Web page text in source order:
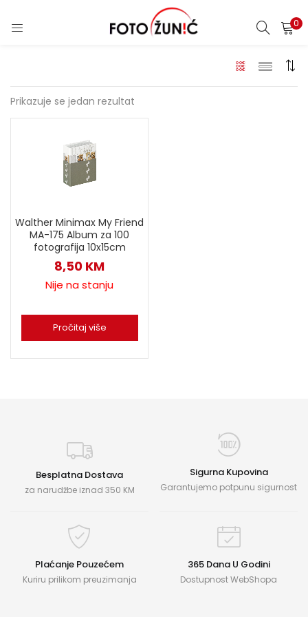
0
Prikazuje se jedan rezultat
Walther Minimax My Friend
MA-175 Album za 100
fotografija 10x15cm
8,50 KM
Nije na stanju
Pročitaj više
Besplatna Dostava
za narudžbe iznad 350 KM
Sigurna Kupovina
Garantujemo potpunu sigurnost
Plaćanje Pouzećem
Kuriru prilikom preuzimanja
365 Dana U Godini
Dostupnost WebShopa